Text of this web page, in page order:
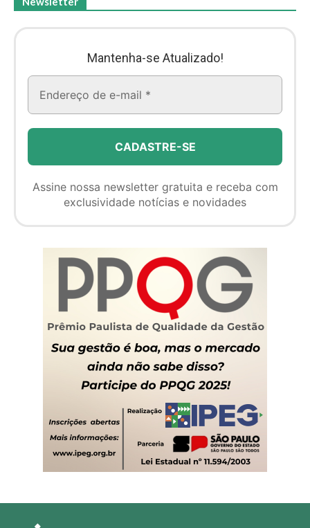
Mantenha-se Atualizado!
Assine nossa newsletter gratuita e receba com
exclusividade notícias e novidades